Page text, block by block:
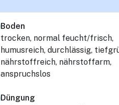
Boden
trocken, normal feucht/frisch,
humusreich, durchlässig,
nährstoffreich, nährstoffarm,
anspruchslos
Düngung